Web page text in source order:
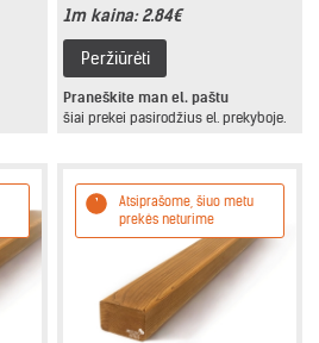
1m kaina:2.84€
Peržiūrėti
Praneškite man el. paštu
šiai prekei pasirodžius el. prekyboje.
Atsiprašome, šiuo metu
prekės neturime